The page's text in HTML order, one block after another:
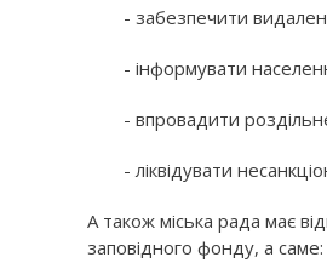
- забезпечити
- інформувати
- впровадити
- ліквідувати
А також міська рада має
заповідного фонду, а саме: